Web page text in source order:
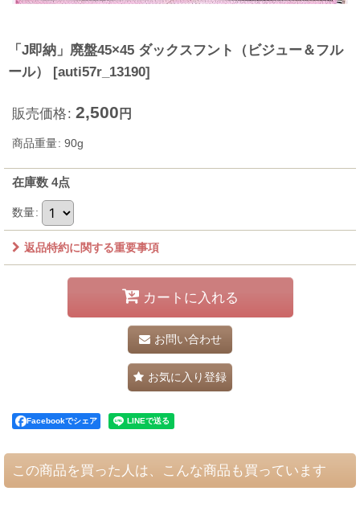
「J即納」廃盤45×45 ダックスフント（ビジュー＆フル
ール）
[auti57r_13190]
販売価格: 2,500 円
商品重量: 90g
在庫数 4点
数量:
返品特約に関する重要事項
カートに入れる
お問い合わせ
お気に入り登録
Facebookでシェア
この商品を買った人は、こんな商品も買っています